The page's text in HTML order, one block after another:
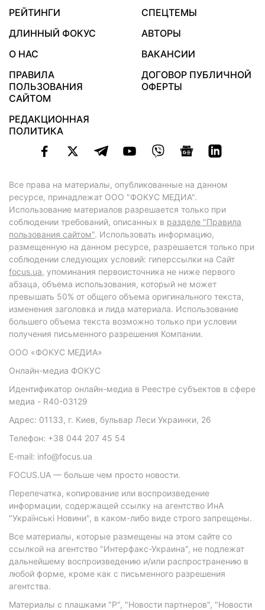
РЕЙТИНГИ
СПЕЦТЕМЫ
ДЛИННЫЙ ФОКУС
АВТОРЫ
О НАС
ВАКАНСИИ
ПРАВИЛА
ПОЛЬЗОВАНИЯ
САЙТОМ
ДОГОВОР ПУБЛИЧНОЙ
ОФЕРТЫ
РЕДАКЦИОННАЯ
ПОЛИТИКА
Все права на материалы, опубликованные на данном
ресурсе, принадлежат ООО "ФОКУС МЕДИА".
Использование материалов разрешается только при
соблюдении требований, описанных в разделе "Правила
пользования сайтом". Использовать информацию,
размещенную на данном ресурсе, разрешается только при
соблюдении следующих условий: гиперссылки на Сайт
focus.ua, упоминания первоисточника не ниже первого
абзаца, объема использования, который не может
превышать 50% от общего объема оригинального текста,
изменения заголовка и лида материала. Использование
большего объема текста возможно только при условии
получения письменного разрешения Компании.
ООО «ФОКУС МЕДИА»
Онлайн-медиа ФОКУС
Идентификатор онлайн-медиа в Реестре субъектов в сфере
медиа - R40-03129
Адрес: 01133, г. Киев, бульвар Леси Украинки, 26
Телефон: +38 044 207 45 54
E-mail: info@focus.ua
FOCUS.UA — больше чем просто новости.
Перепечатка, копирование или воспроизведение
информации, содержащей ссылку на агентство ИнА
"Українські Новини", в каком-либо виде строго запрещены.
Все материалы, которые размещены на этом сайте со
ссылкой на агентство "Интерфакс-Украина", не подлежат
дальнейшему воспроизведению и/или распространению в
любой форме, кроме как с письменного разрешения
агентства.
Материалы с плашками "Р", "Новости партнеров", "Новости